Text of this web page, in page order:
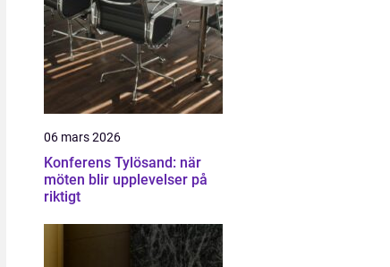
06 mars 2026
Konferens Tylösand: när
möten blir upplevelser på
riktigt